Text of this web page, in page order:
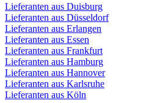
Lieferanten aus Duisburg
Lieferanten aus Düsseldorf
Lieferanten aus Erlangen
Lieferanten aus Essen
Lieferanten aus Frankfurt
Lieferanten aus Hamburg
Lieferanten aus Hannover
Lieferanten aus Karlsruhe
Lieferanten aus Köln